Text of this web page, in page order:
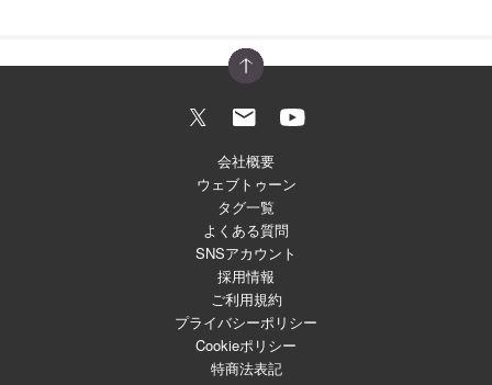
会社概要
ウェブトゥーン
タグ一覧
よくある質問
SNSアカウント
採用情報
ご利用規約
プライバシーポリシー
Cookieポリシー
特商法表記